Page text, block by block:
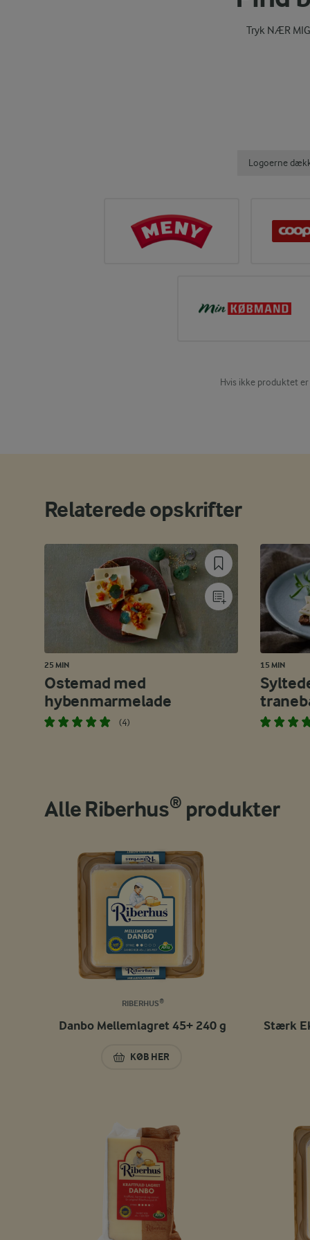
Tryk NÆR
Logoerne
Hvis ikke produktet
Relaterede opskrifter
25 MIN
Ostemad med
hybenmarmelade
(4)
15 MIN
Alle Riberhus® produkter
RIBERHUS®
Danbo Mellemlagret 45+ 240 g
KØB HER
DANBO MELLEMLAGRET 45+ 240 G
Stærk